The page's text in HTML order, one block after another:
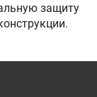
защиту